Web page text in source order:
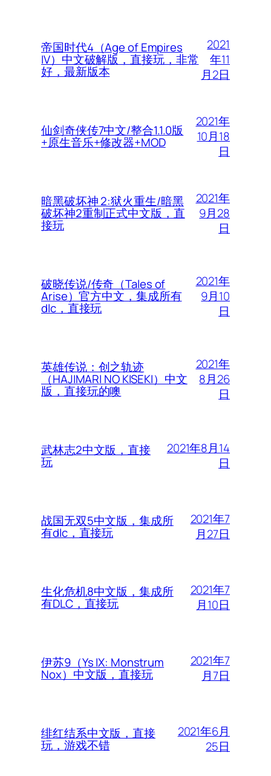
帝国时代4（Age of Empires
IV）中文破解版，直接玩，非常
好，最新版本
2021
年11
月2日
仙剑奇侠传7中文/整合1.1.0版
+原生音乐+修改器+MOD
2021年
10月18
日
暗黑破坏神 2:狱火重生/暗黑
破坏神2重制正式中文版，直
接玩
2021年
9月28
日
破晓传说/传奇（Tales of
Arise）官方中文，集成所有
dlc，直接玩
2021年
9月10
日
英雄传说：创之轨迹
（HAJIMARI NO KISEKI）中文
版，直接玩的噢
2021年
8月26
日
武林志2中文版，直接
玩
2021年8月14
日
战国无双5中文版，集成所
有dlc，直接玩
2021年7
月27日
生化危机8中文版，集成所
有DLC，直接玩
2021年7
月10日
伊苏9（Ys IX: Monstrum
Nox）中文版，直接玩
2021年7
月7日
绯红结系中文版，直接
玩，游戏不错
2021年6月
25日